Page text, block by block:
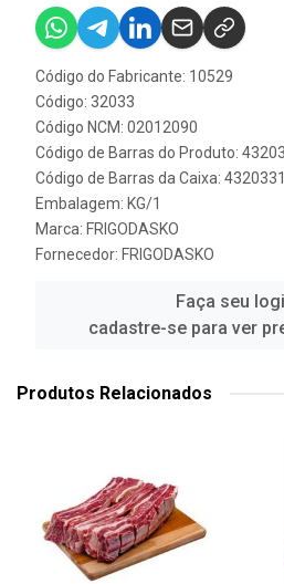
Código do Fabricante: 10529
Código: 32033
Código NCM: 02012090
Código de Barras do Produto:
Código de Barras da Caixa:
Embalagem: KG/1
Marca: FRIGODASKO
Fornecedor: FRIGODASKO
Faça seu
cadastre-se para ver
Produtos Relacionados